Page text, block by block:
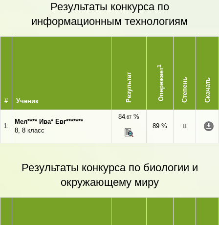
Результаты конкурса по
информационным технологиям
# Ученик Результат Опережает
1
Степень Скачать
1.
Мел**** Ива* Евг*******
8, 8 класс
84,67 %
89 %
II
Результаты конкурса по биологии и
окружающему миру